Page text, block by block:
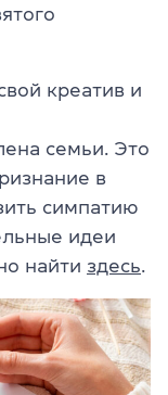
креатив и
семьи. Это
в
симпатию
идеи
найти здесь.